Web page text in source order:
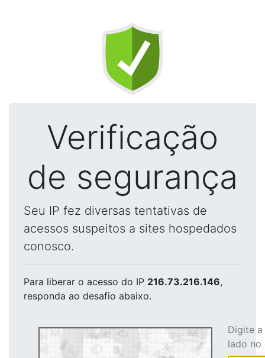
Verificação
de segurança
Seu IP fez diversas tentativas de
acessos suspeitos a sites hospedados
conosco.
Para liberar o acesso do IP 216.73.216.146,
responda ao desafio abaixo.
Digite
lado no